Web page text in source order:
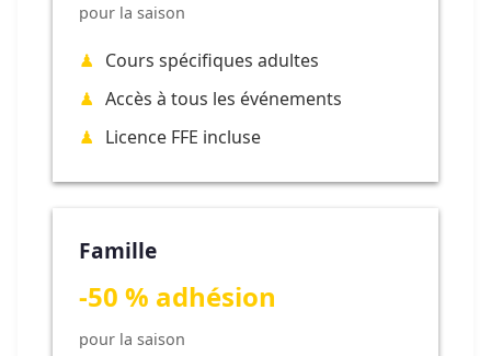
pour la saison
Cours spécifiques adultes
Accès à tous les événements
Licence FFE incluse
Famille
-50 % adhésion
pour la saison